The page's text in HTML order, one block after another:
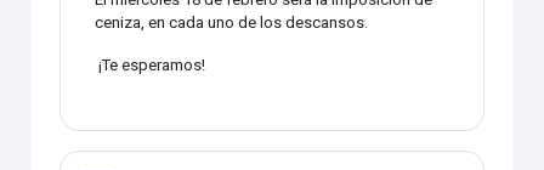
ceniza, en cada uno de los descansos.
¡Te esperamos!